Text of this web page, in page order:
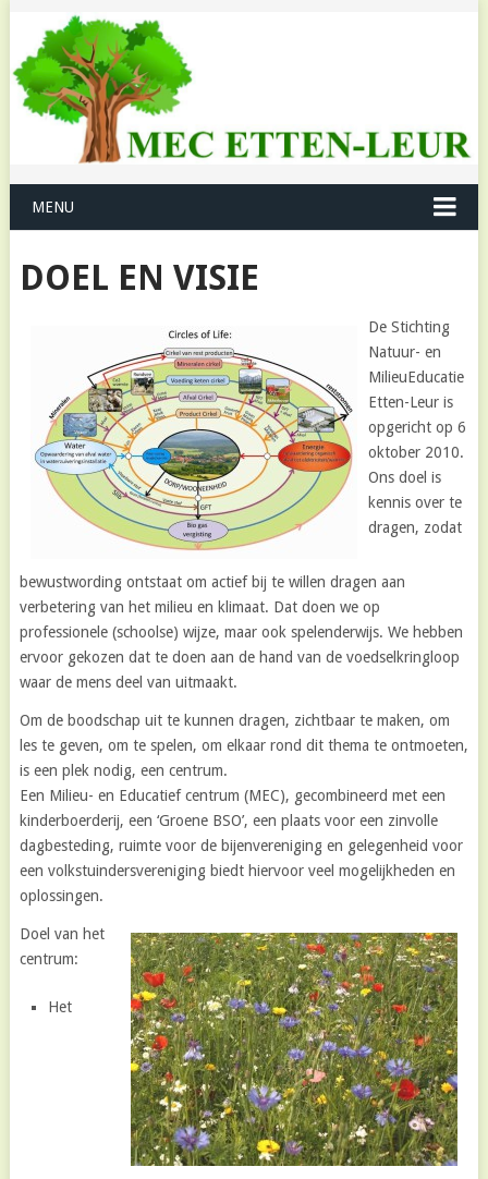
MENU
DOEL EN VISIE
De Stichting
Natuur- en
MilieuEducatie
Etten-Leur is
opgericht op 6
oktober 2010.
Ons doel is
kennis over te
dragen, zodat
bewustwording ontstaat om actief bij te willen dragen aan
verbetering van het milieu en klimaat. Dat doen we op
professionele (schoolse) wijze, maar ook spelenderwijs. We hebben
ervoor gekozen dat te doen aan de hand van de voedselkringloop
waar de mens deel van uitmaakt.
Om de boodschap uit te kunnen dragen, zichtbaar te maken, om
les te geven, om te spelen, om elkaar rond dit thema te ontmoeten,
is een plek nodig, een centrum.
Een Milieu- en Educatief centrum (MEC), gecombineerd met een
kinderboerderij, een ‘Groene BSO’, een plaats voor een zinvolle
dagbesteding, ruimte voor de bijenvereniging en gelegenheid voor
een volkstuindersvereniging biedt hiervoor veel mogelijkheden en
oplossingen.
Doel van het
centrum:
Het